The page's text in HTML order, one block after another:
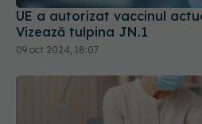
UE a autorizat vaccinul
Vizează tulpina JN.1
09 oct 2024, 18:07